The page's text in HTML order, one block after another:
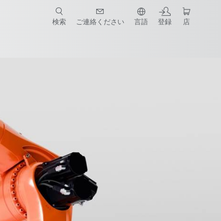
検索 ご連絡ください 言語 登録 店